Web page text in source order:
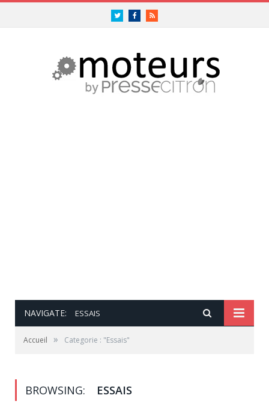
TwitterFacebookRSS
NAVIGATE: ESSAIS
Accueil » Categorie : "Essais"
BROWSING: ESSAIS